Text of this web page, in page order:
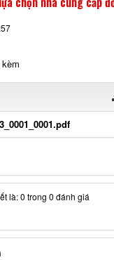
là: 0 trong 0 đánh giá